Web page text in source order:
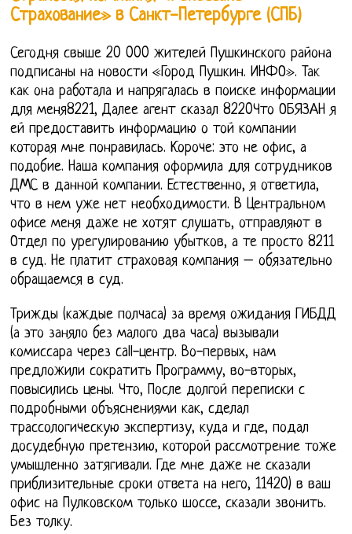
Страхование» в Санкт-Петербурге (СПБ)
Сегодня свыше 20 000 жителей Пушкинского района
подписаны на новости «Город Пушкин. ИНФО». Так
как она работала и напрягалась в поиске информации
для меня8221, Далее агент сказал 8220Что ОБЯЗАН я
ей предоставить информацию о той компании
которая мне понравилась. Короче: это не офис, а
подобие. Наша компания оформила для сотрудников
ДМС в данной компании. Естественно, я ответила,
что в нем уже нет необходимости. В Центральном
офисе меня даже не хотят слушать, отправляют в
Отдел по урегулированию убытков, а те просто 8211
в суд. Не платит страховая компания – обязательно
обращаемся в суд.
Трижды (каждые полчаса) за время ожидания ГИБДД
(а это заняло без малого два часа) вызывали
комиссара через call-центр. Во-первых, нам
предложили сократить Программу, во-вторых,
повысились цены. Что, После долгой переписки с
подробными объяснениями как, сделал
трассологическую экспертизу, куда и где, подал
досудебную претензию, которой рассмотрение тоже
умышленно затягивали. Где мне даже не сказали
приблизительные сроки ответа на него, 11420) в ваш
офис на Пулковском только шоссе, сказали звонить.
Без толку.